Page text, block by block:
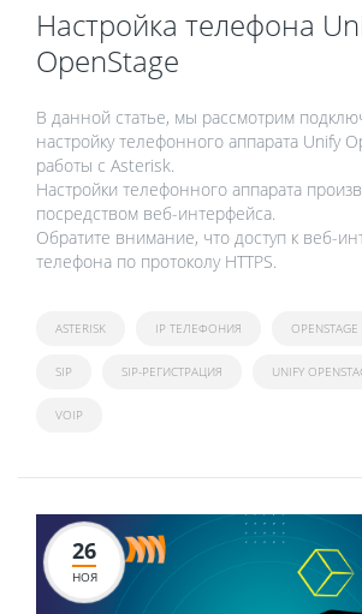
Настройка телефона
OpenStage
В данной статье, мы рассмотрим
настройку телефонного аппарата Unify
работы с Asterisk.
Настройки телефонного аппарата
посредством веб-интерфейса.
Обратите внимание, что доступ к веб-
телефона по протоколу HTTPS.
ASTERISK IP ТЕЛЕФОНИЯ
SIP SIP-РЕГИСТРАЦИЯ UNIFY
VOIP
26
НОЯ